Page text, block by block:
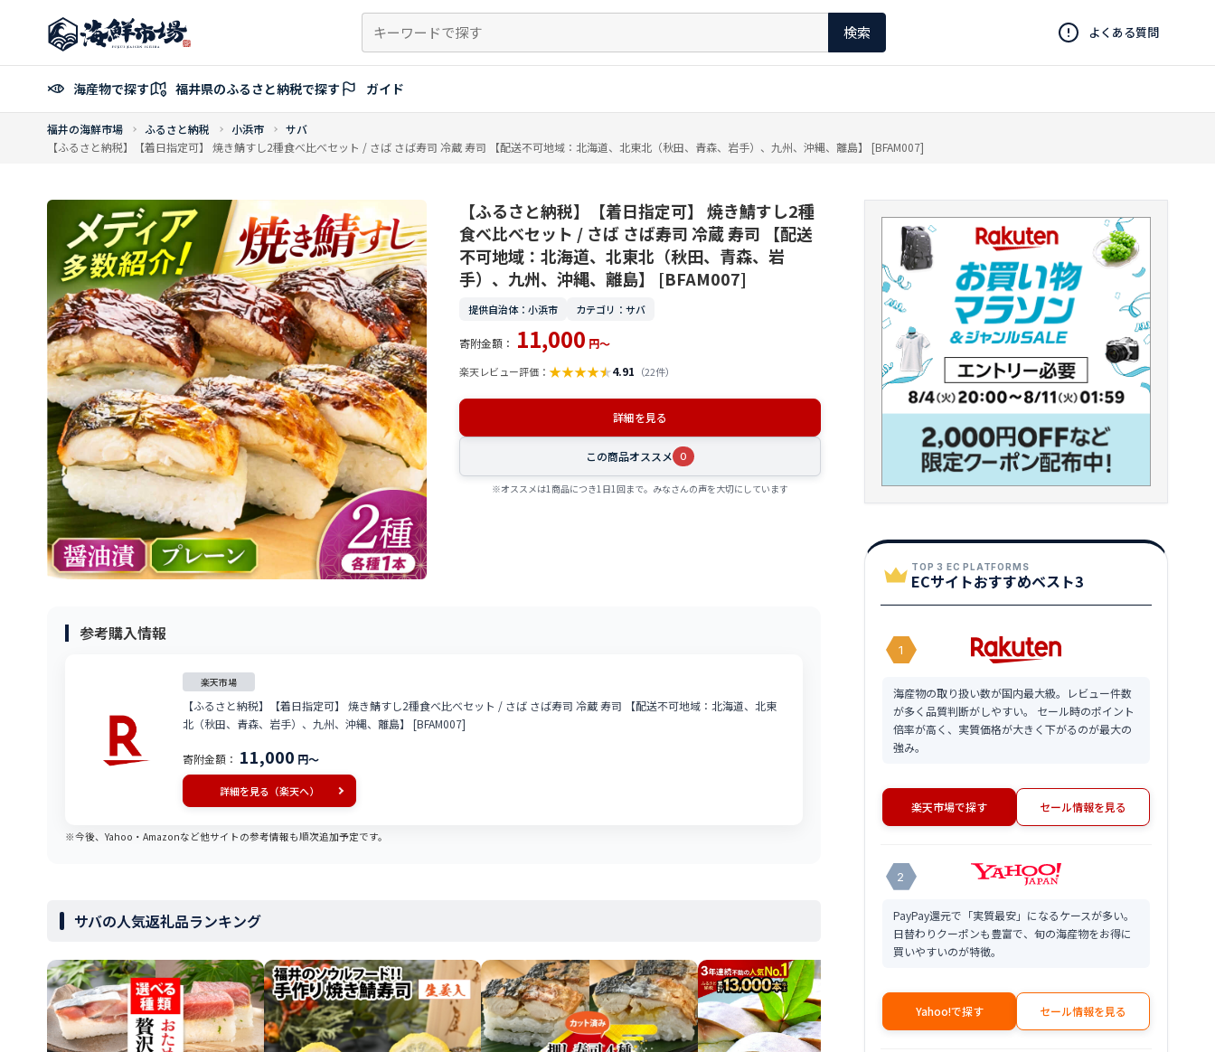
ン
へ
検索 よくある質問
海産物で探す 福井県のふるさと納税で探す ガイド
福井の海鮮市場 ふるさと納税 小浜市
サバ
【ふるさと納税】【着日指定可】 焼き鯖すし2種食べ比べセット / さば さば寿司 冷蔵 寿司 【配送不可地域：北海道、北東北（秋田、青森、岩手）、九州、沖縄、離島】 [BFAM007]
【ふるさと納税】【着日指定可】 焼き鯖すし2種
食べ比べセット / さば さば寿司 冷蔵 寿司 【配送
不可地域：北海道、北東北（秋田、青森、岩
手）、九州、沖縄、離島】 [BFAM007]
提供自治体：小浜市 カテゴリ：サバ
寄附金額： 11,000 円～
楽天レビュー評価： ★★★★★4.91 （22件）
詳細を見る
この商品オススメ 0
※オススメは1商品につき1日1回まで。みなさんの声を大切にしています
参考購入情報
楽天市場
【ふるさと納税】【着日指定可】 焼き鯖すし2種食べ比べセット / さば さば寿司 冷蔵 寿司 【配送不可地域：北海道、北東
北（秋田、青森、岩手）、九州、沖縄、離島】 [BFAM007]
寄附金額： 11,000 円～
詳細を見る（楽天へ）
※今後、Yahoo・Amazonなど他サイトの参考情報も順次追加予定です。
サバの人気返礼品ランキング
TOP 3 EC PLATFORMS
ECサイトおすすめベスト3
1
海産物の取り扱い数が国内最大級。レビュー件数
が多く品質判断がしやすい。 セール時のポイント
倍率が高く、実質価格が大きく下がるのが最大の
強み。
楽天市場で探す セール情報を見る
2
PayPay還元で「実質最安」になるケースが多い。
日替わりクーポンも豊富で、旬の海産物をお得に
買いやすいのが特徴。
Yahoo!で探す セール情報を見る